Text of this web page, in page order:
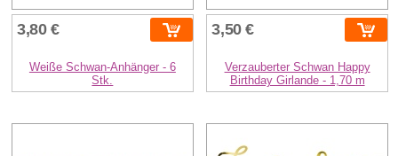
3,80 €
Weiße Schwan-Anhänger - 6
Stk.
3,50 €
Verzauberter Schwan Happy
Birthday Girlande - 1,70 m